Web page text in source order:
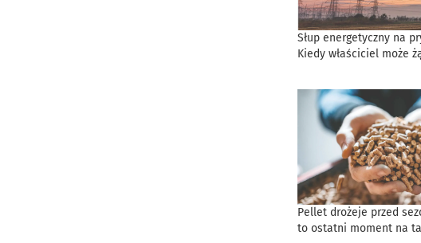
Słup energetyczny na
Kiedy właściciel może
Pellet drożeje przed
to ostatni moment na